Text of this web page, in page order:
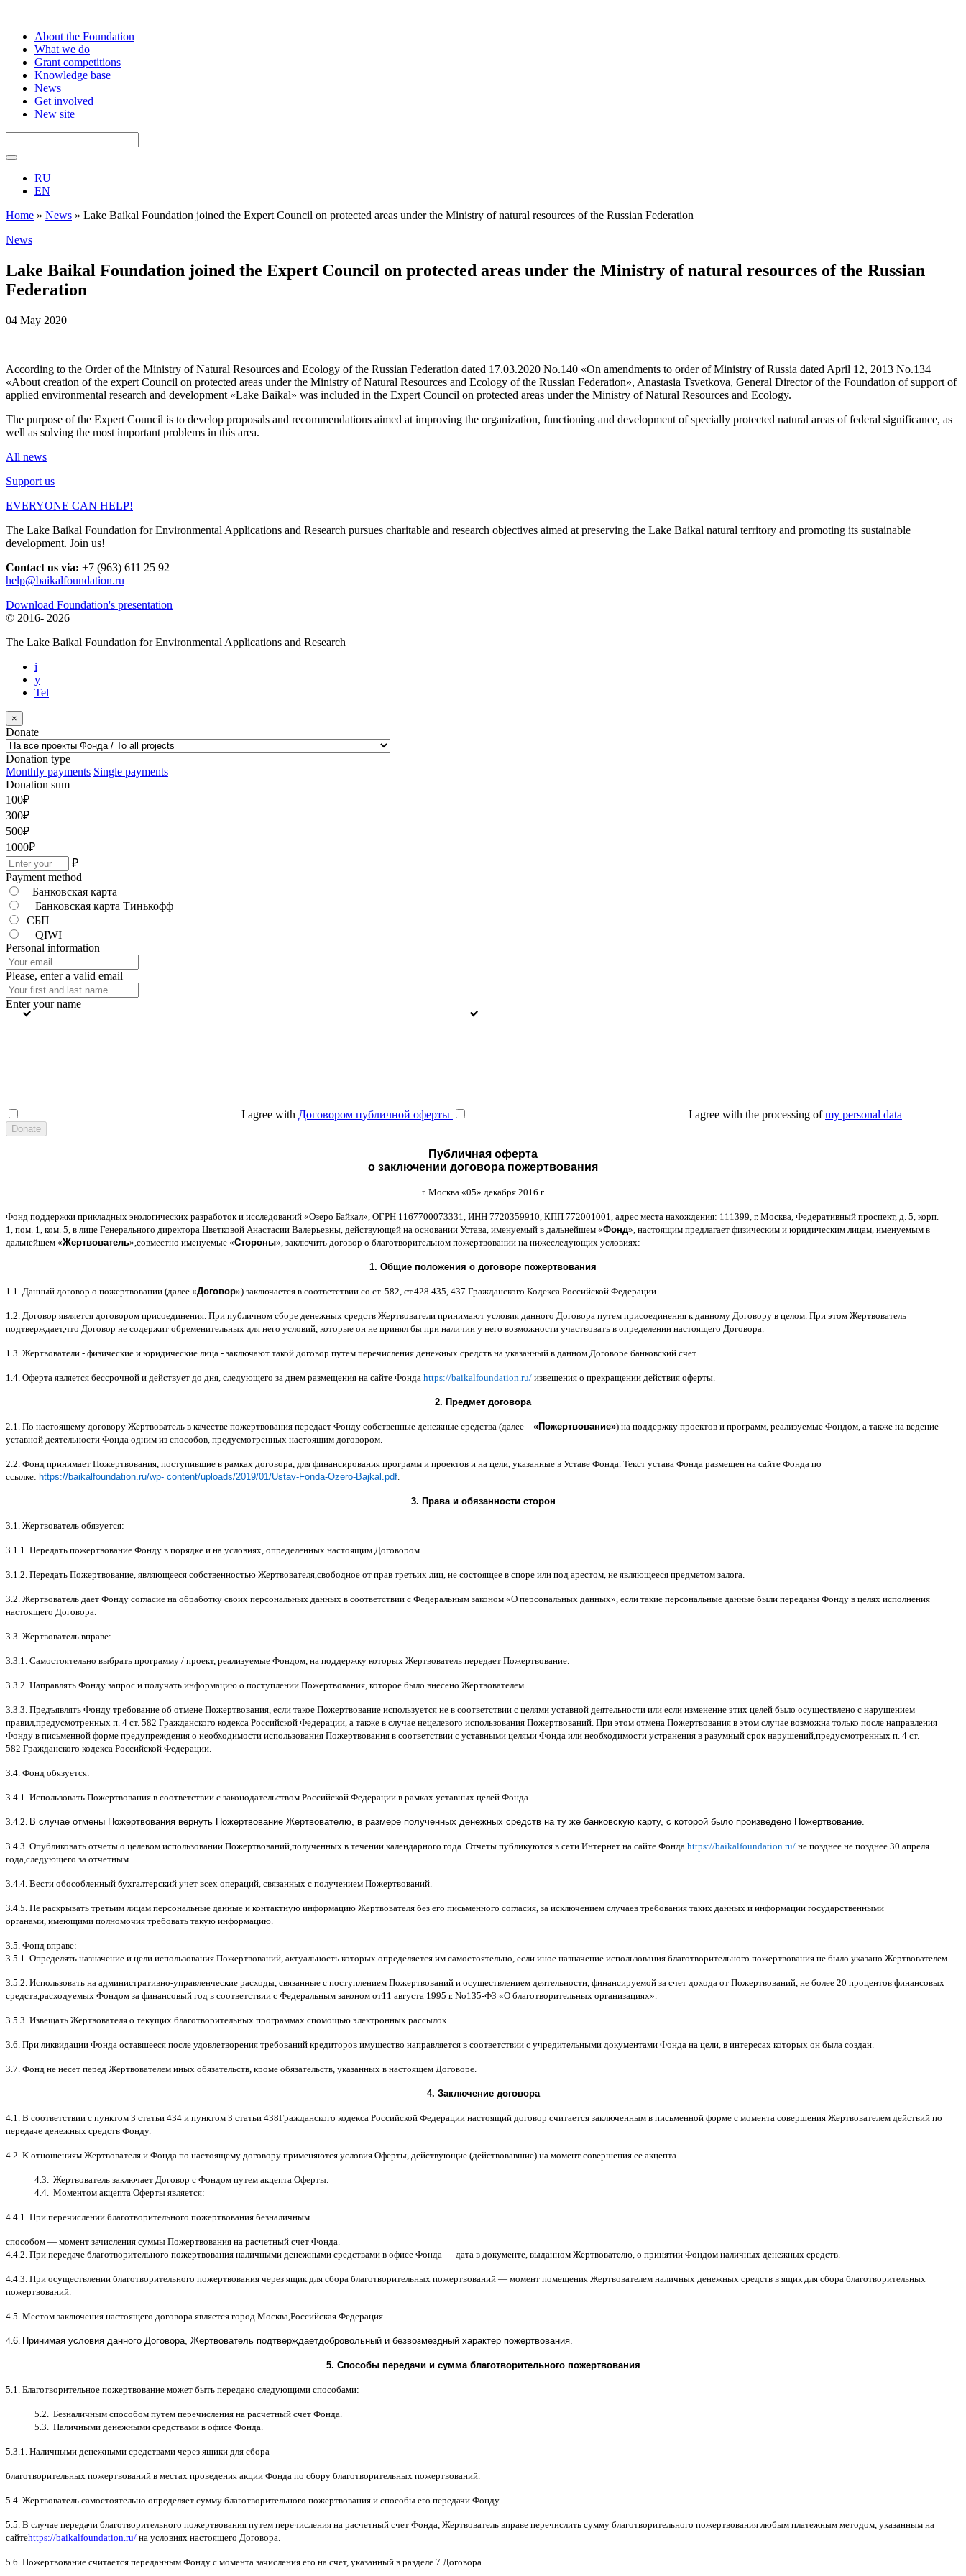
About the Foundation
What we do
Grant competitions
Knowledge base
News
Get involved
New site
RU
EN
Home » News » Lake Baikal Foundation joined the Expert Council on protected areas under the Ministry of natural resources of the Russian Federation
News
Lake Baikal Foundation joined the Expert Council on protected areas under the Ministry of natural resources of the Russian
Federation
04 May 2020
According to the Order of the Ministry of Natural Resources and Ecology of the Russian Federation dated 17.03.2020 No.140 «On amendments to order of Ministry of Russia dated April 12, 2013 No.134
«About creation of the expert Council on protected areas under the Ministry of Natural Resources and Ecology of the Russian Federation», Anastasia Tsvetkova, General Director of the Foundation of support of
applied environmental research and development «Lake Baikal» was included in the Expert Council on protected areas under the Ministry of Natural Resources and Ecology.
The purpose of the Expert Council is to develop proposals and recommendations aimed at improving the organization, functioning and development of specially protected natural areas of federal significance, as
well as solving the most important problems in this area.
All news
Support us
EVERYONE CAN HELP!
The Lake Baikal Foundation for Environmental Applications and Research pursues charitable and research objectives aimed at preserving the Lake Baikal natural territory and promoting its sustainable
development. Join us!
Contact us via: +7 (963) 611 25 92
help@baikalfoundation.ru
Download Foundation's presentation
© 2016- 2026
The Lake Baikal Foundation for Environmental Applications and Research
i
y
Tel
×
Donate
Donation type
Monthly payments Single payments
Donation sum
100₽
300₽
500₽
1000₽
₽
Payment method
Банковская карта
Банковская карта Тинькофф
СБП
QIWI
Personal information
Please, enter a valid email
Enter your name
I agree with Договором публичной оферты I agree with the processing ofmy personal data
Публичная оферта
о заключении договора пожертвования
г. Москва «05» декабря 2016 г.
Фонд поддержки прикладных экологических разработок и исследований «Озеро Байкал», ОГРН 1167700073331, ИНН 7720359910, КПП 772001001, адрес места нахождения: 111399, г. Москва Федеративный проспект, д . 5, корп
1, пом . 1, ком . 5, в лице Генерального директора Цветковой Анастасии Валерьевны действующей на основании Устава именуемый в дальнейшем «Фонд», настоящим предлагает физическим и юридическим лицам именуемым в
дальнейшем «Жертвователь», совместно именуемые «Стороны», заключить договор o благотворительном пожертвовании на нижеследующих условиях:
1. Общие положения o договоре пожертвования
1.1. Данный договор о пожертвовании (далее «Договор») заключается в соответствии со ст. 582, ст.428 435, 437 Гражданского Кодекса Российской Федерации
1.2. Договор является договором присоединения При публичном сборе денежных средств Жертвователи принимают условия данного Договора путем присоединения к данному Договору в целом При этом Жертвователь
подтверждает,что Договор не содержит обременительных для него условий которые он не принял бы при наличии у него возможности участвовать в определении настоящего Договора
1.3. Жертвователи - физические и юридические лица - заключают такой договор путем перечисления денежных средств на указанный в данном Договоре банковский счет.
1.4. Оферта является бессрочной и действует до дня следующего за днем размещения на сайте Фонда https://baikalfoundation.ru/ извещения о прекращении действия оферты
2. Предмет договора
2.1. По настоящему договору Жертвователь в качестве пожертвования передает Фонду собственные денежные средства (далее – «Пожертвование») на поддержку проектов и программ реализуемые Фондом а также на ведение
уставной деятельности Фонда одним из способов предусмотренных настоящим договором
2.2. Фонд принимает Пожертвования поступившие в рамках договора для финансирования программ и проектов и на цели указанные в Уставе Фонда Текст устава Фонда размещен на сайте Фонда по
ссылке: https://baikalfoundation.ru/wp- content/uploads/2019/01/Ustav-Fonda-Ozero-Bajkal.pdf
3. Права и обязанности сторон
3.1. Жертвователь обязуется:
3.1.1. Передать пожертвование Фонду в порядке и на условиях определенных настоящим Договором
3.1.2. Передать Пожертвование являющееся собственностью Жертвователя свободное от прав третьих лиц не состоящее в споре или под арестом не являющееся предметом залога
3.2. Жертвователь дает Фонду согласие на обработку своих персональных данных в соответствии с Федеральным законом «О персональных данных», если такие персональные данные были переданы Фонду в целях исполнения
настоящего Договора
3.3. Жертвователь вправе:
3.3.1. Самостоятельно выбрать программу / проект, реализуемые Фондом на поддержку которых Жертвователь передает Пожертвование
3.3.2. Направлять Фонду запрос и получать информацию о поступлении Пожертвования которое было внесено Жертвователем
3.3.3. Предъявлять Фонду требование об отмене Пожертвования если такое Пожертвование используется не в соответствии с целями уставной деятельности или если изменение этих целей было осуществлено с нарушением
правил предусмотренных п . 4 ст. 582 Гражданского кодекса Российской Федерации а также в случае нецелевого использования Пожертвований При этом отмена Пожертвования в этом случае возможна только после направления
Фонду в письменной форме предупреждения о необходимости использования Пожертвования в соответствии с уставными целями Фонда или необходимости устранения в разумный срок нарушений предусмотренных п . 4 ст.
582 Гражданского кодекса Российской Федерации
3.4. Фонд обязуется:
3.4.1. Использовать Пожертвования в соответствии с законодательством Российской Федерации в рамках уставных целей Фонда
3.4.2. В случае отмены Пожертвования вернуть Пожертвование Жертвователю, в размере полученных денежных средств на ту же банковскую карту, с которой было произведено Пожертвование.
3.4.3. Опубликовать отчеты о целевом использовании Пожертвований полученных в течении календарного года Отчеты публикуются в сети Интернет на сайте Фонда https://baikalfoundation.ru/ не позднее не позднее 30 апреля
года следующего за отчетным
3.4.4. Вести обособленный бухгалтерский учет всех операций связанных с получением Пожертвований
3.4.5. Не раскрывать третьим лицам персональные данные и контактную информацию Жертвователя без его письменного согласия за исключением случаев требования таких данных и информации государственными
органами имеющими полномочия требовать такую информацию
3.5. Фонд вправе:
3.5.1. Определять назначение и цели использования Пожертвований актуальность которых определяется им самостоятельно если иное назначение использования благотворительного пожертвования не было указано Жертвователем
3.5.2. Использовать на административно-управленческие расходы связанные с поступлением Пожертвований и осуществлением деятельности финансируемой за счет дохода от Пожертвований не более 20 процентов финансовых
средств расходуемых Фондом за финансовый год в соответствии с Федеральным законом от11 августа 1995 г. No135-ФЗ «О благотворительных организациях».
3.5.3. Извещать Жертвователя o текущих благотворительных программах cпомощью электронных рассылок
3.6. При ликвидации Фонда оставшееся после удовлетворения требований кредиторов имущество направляется в соответствии с учредительными документами Фонда на цели в интересах которых он была создан
3.7. Фонд не несет перед Жертвователем иных обязательств кроме обязательств указанных в настоящем Договоре
4. Заключение договора
4.1. B соответствии с пунктом 3 статьи 434 и пунктом 3 статьи 438Гражданского кодекса Российской Федерации настоящий договор считается заключенным в письменной форме c момента совершения Жертвователем действий по
передаче денежных средств Фонду.
4.2. K отношениям Жертвователя и Фонда по настоящему договору применяются условия Оферты действующие (действовавшие) на момент совершения ее акцепта
4.3. Жертвователь заключает Договор c Фондом путем акцепта Оферты
4.4. Моментом акцепта Оферты является:
4.4.1. При перечислении благотворительного пожертвования безналичным
способом — момент зачисления суммы Пожертвования на расчетный счет Фонда
4.4.2. При передаче благотворительного пожертвования наличными денежными средствами в офисе Фонда — дата в документе выданном Жертвователю o принятии Фондом наличных денежных средств
4.4.3. При осуществлении благотворительного пожертвования через ящик для сбора благотворительных пожертвований — момент помещения Жертвователем наличных денежных средств в ящик для сбора благотворительных
пожертвований
4.5. Местом заключения настоящего договора является город Москва Российская Федерация
4. 6 Принимая условия данного Договора, Жертвователь подтверждаетдобровольный и безвозмездный характер пожертвования
5. Способы передачи и сумма благотворительного пожертвования
5.1. Благотворительное пожертвование может быть передано следующими способами:
5.2. Безналичным способом путем перечисления на расчетный счет Фонда
5.3. Наличными денежными средствами в офисе Фонда
5.3.1. Наличными денежными средствами через ящики для сбора
благотворительных пожертвований в местах проведения акции Фонда по сбору благотворительных пожертвований
5.4. Жертвователь самостоятельно определяет сумму благотворительного пожертвования и способы его передачи Фонду.
5.5. B случае передачи благотворительного пожертвования путем перечисления на расчетный счет Фонда Жертвователь вправе перечислить сумму благотворительного пожертвования любым платежным методом указанным на
сайтеhttps://baikalfoundation.ru/ на условиях настоящего Договора
5.6. Пожертвование считается переданным Фонду с момента зачисления его на счет, указанный в разделе 7 Договора